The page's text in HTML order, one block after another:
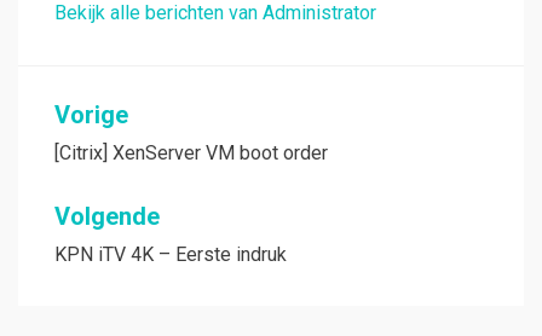
Bekijk alle berichten van Administrator
Bericht
navigatie
Vorige
[Citrix] XenServer VM boot order
Volgende
KPN iTV 4K – Eerste indruk